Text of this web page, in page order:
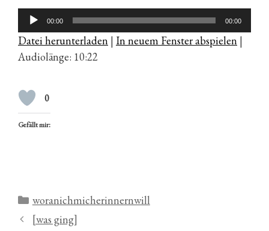
Audio-
Player
00:00 00:00
Datei herunterladen | In neuem Fenster abspielen |
Audiolänge: 10:22
0
Gefällt mir:
Kategorien
woranichmicherinnernwill
[was ging]